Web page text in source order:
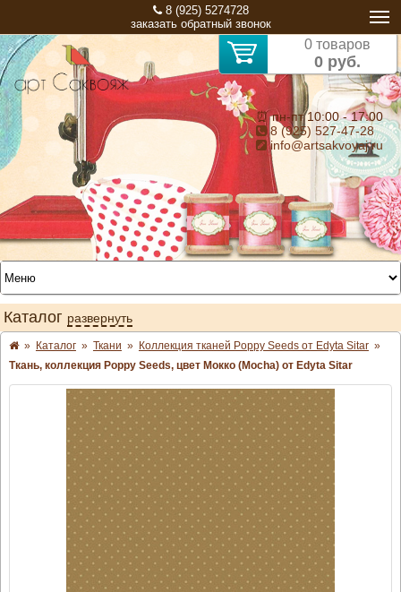
8 (925) 5274728
заказать обратный звонок
0 товаров
0 руб.
⏰ пн-пт 10:00 - 17:00
8 (925) 527-47-28
info@artsakvoyaj.ru
Каталог развернуть
» Каталог » Ткани » Коллекция тканей Poppy Seeds от Edyta Sitar »
Ткань, коллекция Poppy Seeds, цвет Мокко (Mocha) от Edyta Sitar